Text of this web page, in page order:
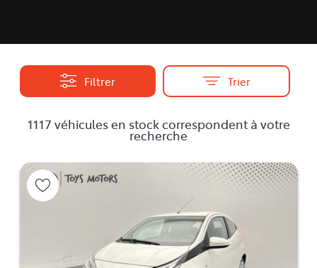
Filtrer Trier
1117 véhicules en stock correspondent à votre
recherche